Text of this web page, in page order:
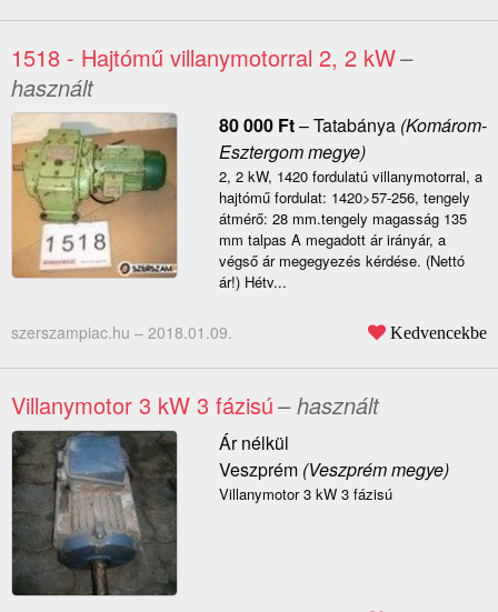
1518 - Hajtómű villanymotorral 2, 2 kW–
használt
80 000 Ft–Tatabánya(Komárom-
Esztergom megye)
2, 2 kW, 1420 fordulatú villanymotorral, a
hajtómű fordulat: 1420>57-256, tengely
átmérő: 28 mm.tengely magasság 135
mm talpas A megadott ár irányár, a
végső ár megegyezés kérdése. (Nettó
ár!) Hétv...
szerszampiac.hu – 2018.01.09. Kedvencekbe
Villanymotor 3 kW 3 fázisú– használt
Ár nélkül
Veszprém(Veszprém megye)
Villanymotor 3 kW 3 fázisú